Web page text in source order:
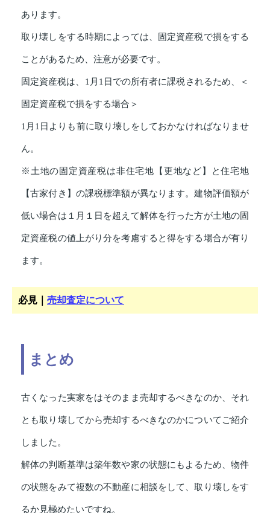
あります。
取り壊しをする時期によっては、固定資産税で損をする
ことがあるため、注意が必要です。
固定資産税は、1月1日での所有者に課税されるため、＜
固定資産税で損をする場合＞
1月1日よりも前に取り壊しをしておかなければなりませ
ん。
※土地の固定資産税は非住宅地【更地など】と住宅地
【古家付き】の課税標準額が異なります。建物評価額が
低い場合は１月１日を超えて解体を行った方が土地の固
定資産税の値上がり分を考慮すると得をする場合が有り
ます。
必見｜ 売却査定について
まとめ
古くなった実家をはそのまま売却するべきなのか、それ
とも取り壊してから売却するべきなのかについてご紹介
しました。
解体の判断基準は築年数や家の状態にもよるため、物件
の状態をみて複数の不動産に相談をして、取り壊しをす
るか見極めたいですね。